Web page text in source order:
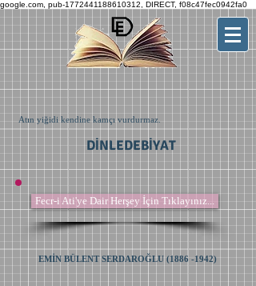
google.com, pub-1772441188610312, DIRECT, f08c47fec0942fa0
Atın yiğidi kendine kamçı vurdurmaz.
DİNLEDEBİYAT
Fecr-i Ati'ye Dair Herşey İçin Tıklayınız...
EMİN BÜLENT SERDAROĞLU (1886 -1942)